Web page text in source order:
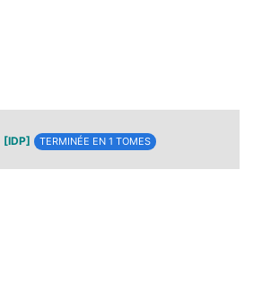
[IDP] TERMINÉE EN 1 TOMES